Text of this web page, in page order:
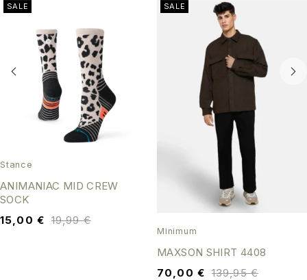
SALE
Stance
ANIMANIAC MID CREW
SOCK
19,99€
15,00 €
SALE
Minimum
MAXSON SHIRT 4408
139,95€
70,00 €